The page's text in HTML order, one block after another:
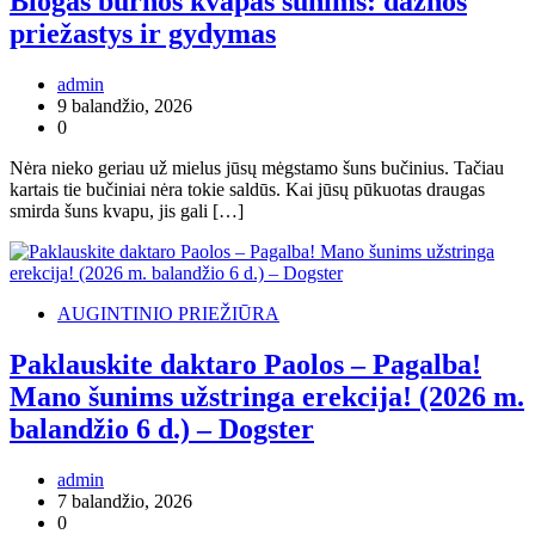
priežastys ir gydymas
admin
9 balandžio, 2026
0
Nėra nieko geriau už mielus jūsų mėgstamo šuns bučinius. Tačiau
kartais tie bučiniai nėra tokie saldūs. Kai jūsų pūkuotas draugas
smirda šuns kvapu, jis gali […]
AUGINTINIO PRIEŽIŪRA
Paklauskite daktaro Paolos – Pagalba!
Mano šunims užstringa erekcija! (2026 m.
balandžio 6 d.) – Dogster
admin
7 balandžio, 2026
0